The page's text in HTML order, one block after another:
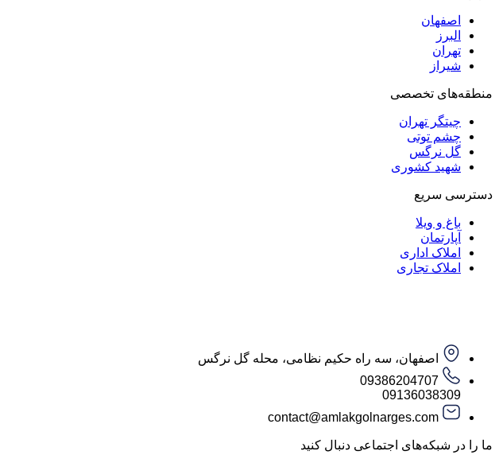
اصفهان
البرز
تهران
شیراز
منطقه‌های تخصصی
چیتگر تهران
چشم توتی
گل نرگس
شهید کشوری
دسترسی سریع
باغ و ویلا
آپارتمان
املاک اداری
املاک تجاری
اصفهان، سه راه حکیم نظامی، محله گل نرگس
09386204707
09136038309
contact@amlakgolnarges.com
ما را در شبکه‌های اجتماعی دنبال کنید